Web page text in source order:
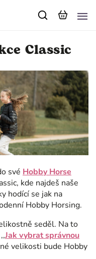
Classic
své Hobby Horse
kde najdeš naše
hodící se jak na
Hobby Horsing.
seděl. Na to
Jak vybrat správnou
velikosti bude Hobby